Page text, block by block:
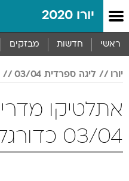
יורו 2020
ראשי חדשות מבזקים
יורו ליגה ספרדית 03/04
אתלטיקו
03/04 כדורגל